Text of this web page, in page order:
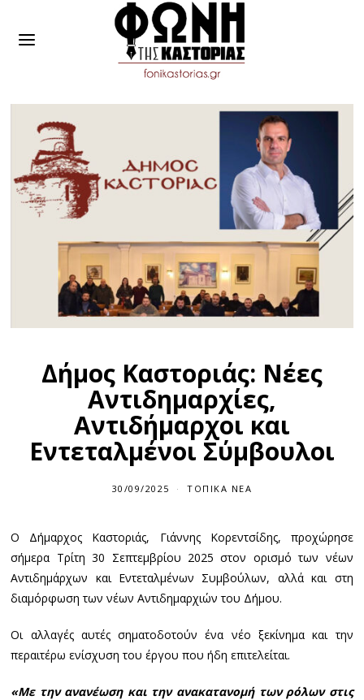
Δήμος Καστοριάς: Νέες
Αντιδημαρχίες,
Αντιδήμαρχοι και
Εντεταλμένοι Σύμβουλοι
30/09/2025 ΤΟΠΙΚΆ ΝΈΑ
Ο Δήμαρχος Καστοριάς, Γιάννης Κορεντσίδης, προχώρησε
σήμερα Τρίτη 30 Σεπτεμβρίου 2025 στον ορισμό των νέων
Αντιδημάρχων και Εντεταλμένων Συμβούλων, αλλά και στη
διαμόρφωση των νέων Αντιδημαρχιών του Δήμου.
Οι αλλαγές αυτές σηματοδοτούν ένα νέο ξεκίνημα και την
περαιτέρω ενίσχυση του έργου που ήδη επιτελείται.
«Με την ανανέωση και την ανακατανομή των ρόλων στις